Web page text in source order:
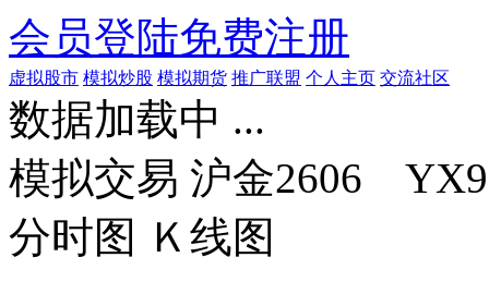
会员登陆免费注册
虚拟股市 模拟炒股 模拟期货 推广联盟 个人主页 交流社区
数据加载中 ...
模拟交易 沪金2606
分时图 Ｋ线图